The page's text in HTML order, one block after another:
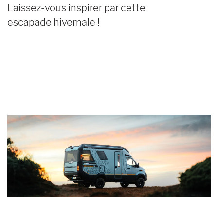
Laissez-vous inspirer par cette
escapade hivernale !